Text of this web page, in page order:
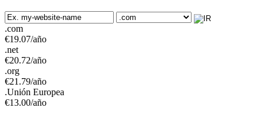
.com
€19.07/año
.net
€20.72/año
.org
€21.79/año
.Unión Europea
€13.00/año